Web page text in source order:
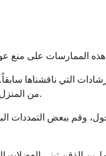
التي ناقشناها
من المنزل أو تتنقل بين أماكن العمل، فخصص بضع دقائق لتحسين كل إعداد.
ببعض التمددات